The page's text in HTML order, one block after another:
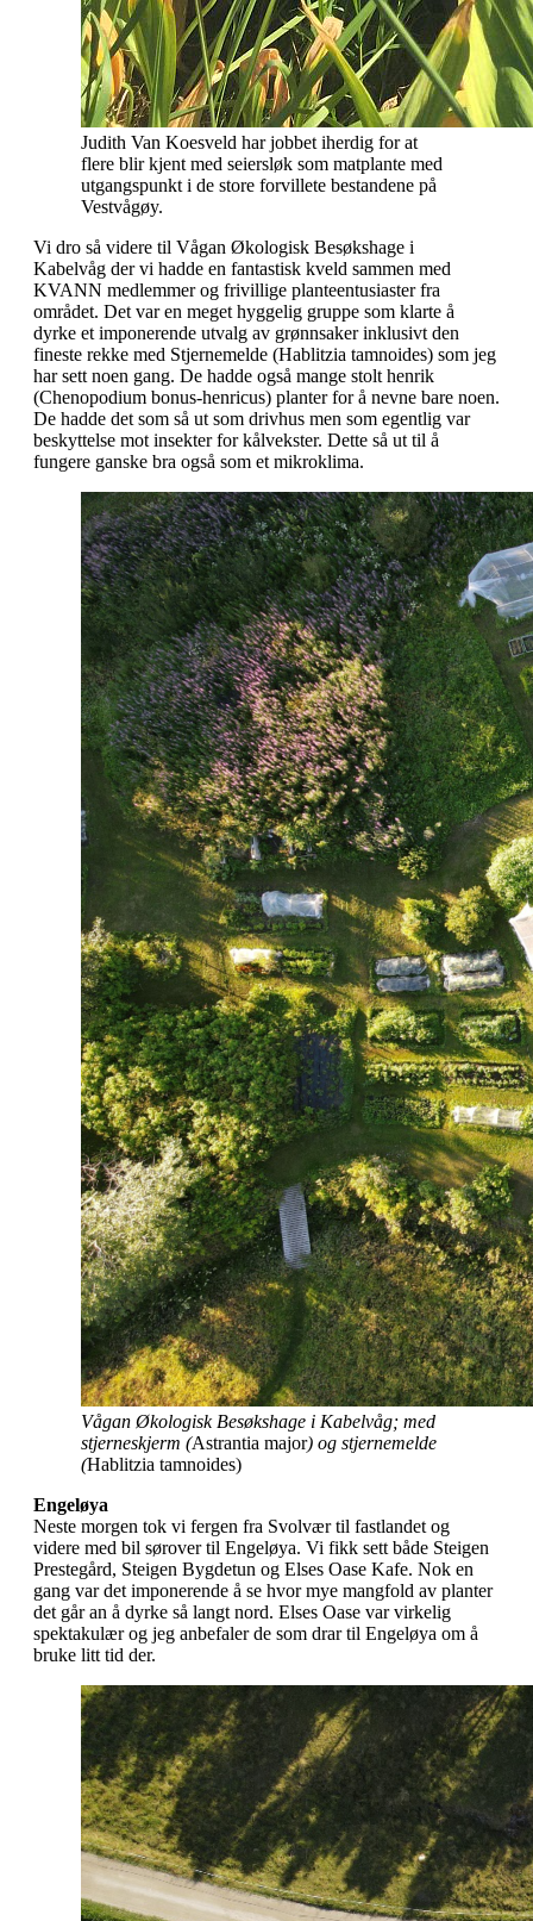
Judith Van Koesveld har jobbet iherdig for at
flere blir kjent med seiersløk som matplante med
utgangspunkt i de store forvillete bestandene på
Vestvågøy.
Vi dro så videre til Vågan Økologisk Besøkshage i
Kabelvåg der vi hadde en fantastisk kveld sammen med
KVANN medlemmer og frivillige planteentusiaster fra
området. Det var en meget hyggelig gruppe som klarte å
dyrke et imponerende utvalg av grønnsaker inklusivt den
fineste rekke med Stjernemelde (Hablitzia tamnoides) som jeg
har sett noen gang. De hadde også mange stolt henrik
(Chenopodium bonus-henricus) planter for å nevne bare noen.
De hadde det som så ut som drivhus men som egentlig var
beskyttelse mot insekter for kålvekster. Dette så ut til å
fungere ganske bra også som et mikroklima.
Vågan Økologisk Besøkshage i Kabelvåg; med
stjerneskjerm (Astrantia major) og stjernemelde
(Hablitzia tamnoides)
Engeløya
Neste morgen tok vi fergen fra Svolvær til fastlandet og
videre med bil sørover til Engeløya. Vi fikk sett både Steigen
Prestegård, Steigen Bygdetun og Elses Oase Kafe. Nok en
gang var det imponerende å se hvor mye mangfold av planter
det går an å dyrke så langt nord. Elses Oase var virkelig
spektakulær og jeg anbefaler de som drar til Engeløya om å
bruke litt tid der.